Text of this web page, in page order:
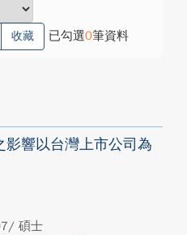
收藏 已勾選0筆資料
影響以台灣上市公司為
碩士